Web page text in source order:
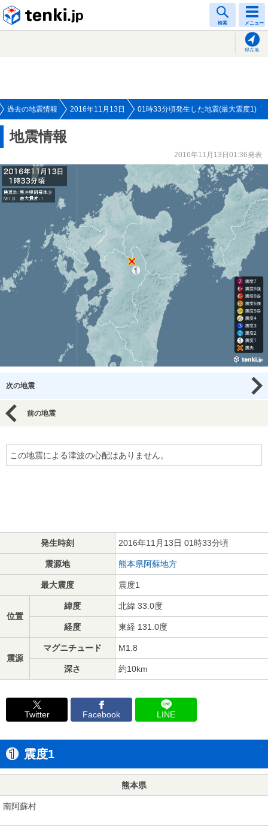
検索 メニュー
現在地
過去の地震情報 2016年11月13日 01時33分頃発生した地震(最大震度1)
地震情報
2016年11月13日01:36発表
次の地震
前の地震
この地震による津波の心配はありません。
発生時刻 2016年11月13日 01時33分頃
震源地 熊本県阿蘇地方
最大震度 震度1
位置
緯度 北緯 33.0度
経度 東経 131.0度
震源
マグニチュード M1.8
深さ 約10km
Twitter Facebook LINE
震度1
熊本県
南阿蘇村